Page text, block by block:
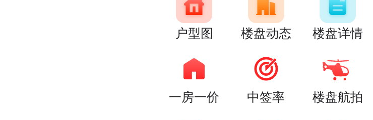
户型图 楼盘动态 楼盘详情
一房一价 中签率 楼盘航拍